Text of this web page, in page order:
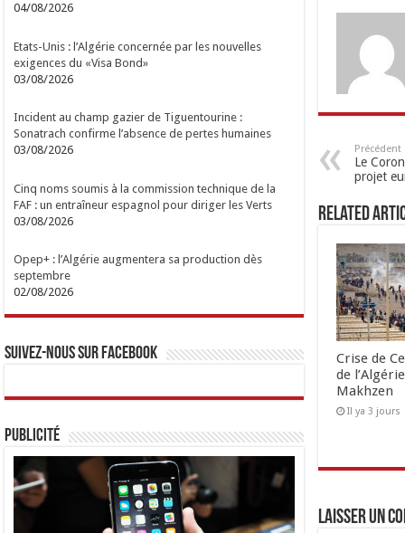
Précédent
Le
projet
Related
Crise de
de
Makhzen
Il ya 3 jours
Laisser un
04/08/2026
Etats-Unis : l’Algérie concernée par les nouvelles
exigences du «Visa Bond»
03/08/2026
Incident au champ gazier de Tiguentourine :
Sonatrach confirme l’absence de pertes humaines
03/08/2026
Cinq noms soumis à la commission technique de la
FAF : un entraîneur espagnol pour diriger les Verts
03/08/2026
Opep+ : l’Algérie augmentera sa production dès
septembre
02/08/2026
Suivez-nous sur Facebook
Publicité